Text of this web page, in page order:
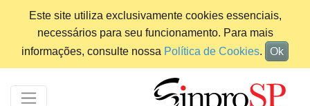
Este site utiliza exclusivamente cookies essenciais,
necessários para seu funcionamento. Para mais
informações, consulte nossa Política de Cookies. Ok